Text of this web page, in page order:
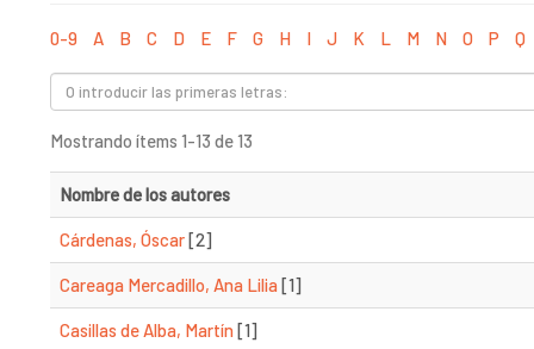
0-9 A B C D E F G H I J K L M N O P Q
Mostrando ítems 1-13 de 13
Nombre de los autores
Cárdenas, Óscar[2]
Careaga Mercadillo, Ana Lilia[1]
Casillas de Alba, Martín[1]